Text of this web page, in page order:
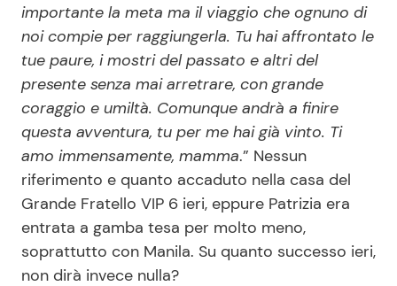
importante la meta ma il viaggio che ognuno di
noi compie per raggiungerla. Tu hai affrontato le
tue paure, i mostri del passato e altri del
presente senza mai arretrare, con grande
coraggio e umiltà. Comunque andrà a finire
questa avventura, tu per me hai già vinto. Ti
amo immensamente, mamma.” Nessun
riferimento e quanto accaduto nella casa del
Grande Fratello VIP 6 ieri, eppure Patrizia era
entrata a gamba tesa per molto meno,
soprattutto con Manila. Su quanto successo ieri,
non dirà invece nulla?